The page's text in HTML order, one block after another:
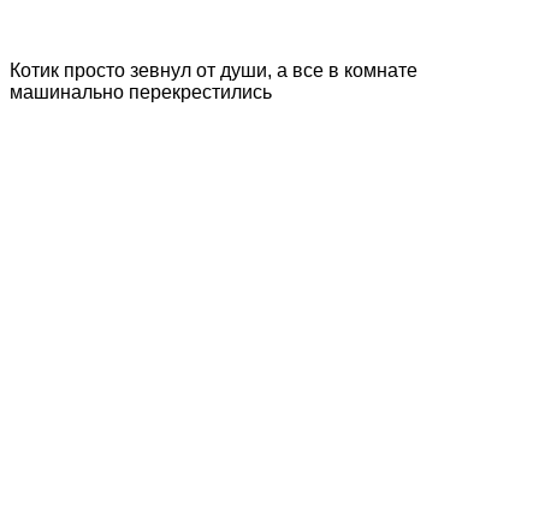
Котик просто зевнул от души, а все в комнате
машинально перекрестились